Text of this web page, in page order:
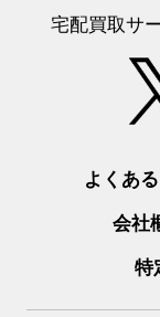
宅配買取サ
よくあ
会社
特